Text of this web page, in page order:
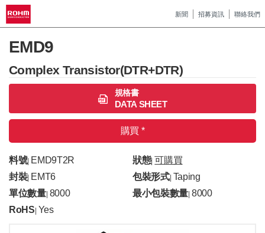
新聞 招募資訊 聯絡我們
EMD9
Complex Transistor(DTR+DTR)
規格書
DATA SHEET
購買 *
料號| EMD9T2R 狀態| 可購買
封裝| EMT6 包裝形式| Taping
單位數量| 8000 最小包裝數量 |8000
RoHS Yes